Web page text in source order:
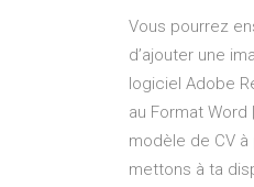
Vous pourrez
d’ajouter une
logiciel Adobe
au Format Word
modèle de CV à
mettons à ta